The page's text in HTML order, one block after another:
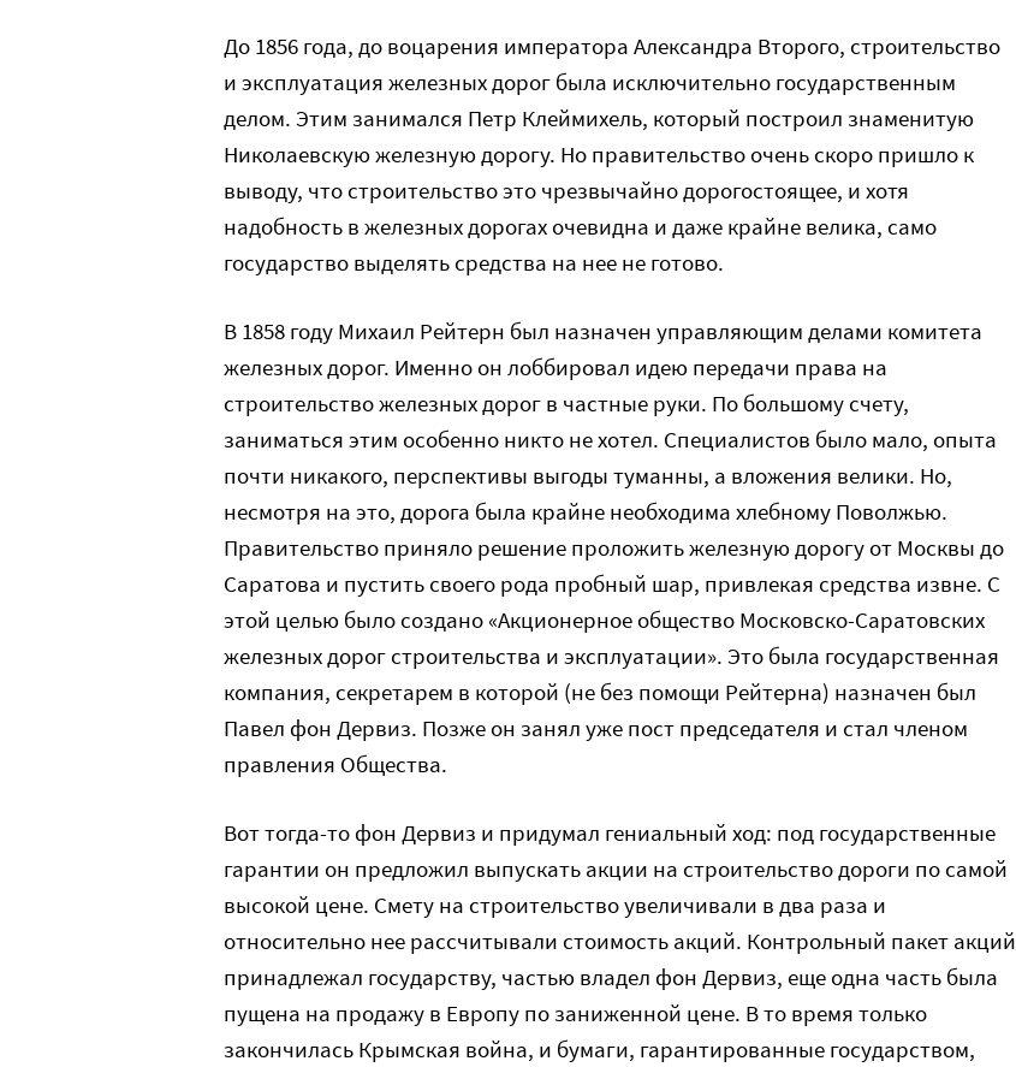
До 1856 года, до воцарения императора Александра Второго, строительство
и эксплуатация железных дорог была исключительно государственным
делом. Этим занимался Петр Клеймихель, который построил знаменитую
Николаевскую железную дорогу. Но правительство очень скоро пришло к
выводу, что строительство это чрезвычайно дорогостоящее, и хотя
надобность в железных дорогах очевидна и даже крайне велика, само
государство выделять средства на нее не готово.
В 1858 году Михаил Рейтерн был назначен управляющим делами комитета
железных дорог. Именно он лоббировал идею передачи права на
строительство железных дорог в частные руки. По большому счету,
заниматься этим особенно никто не хотел. Специалистов было мало, опыта
почти никакого, перспективы выгоды туманны, а вложения велики. Но,
несмотря на это, дорога была крайне необходима хлебному Поволжью.
Правительство приняло решение проложить железную дорогу от Москвы до
Саратова и пустить своего рода пробный шар, привлекая средства извне. С
этой целью было создано «Акционерное общество Московско-Саратовских
железных дорог строительства и эксплуатации». Это была государственная
компания, секретарем в которой (не без помощи Рейтерна) назначен был
Павел фон Дервиз. Позже он занял уже пост председателя и стал членом
правления Общества.
Вот тогда-то фон Дервиз и придумал гениальный ход: под государственные
гарантии он предложил выпускать акции на строительство дороги по самой
высокой цене. Смету на строительство увеличивали в два раза и
относительно нее рассчитывали стоимость акций. Контрольный пакет акций
принадлежал государству, частью владел фон Дервиз, еще одна часть была
пущена на продажу в Европу по заниженной цене. В то время только
закончилась Крымская война, и бумаги, гарантированные государством,